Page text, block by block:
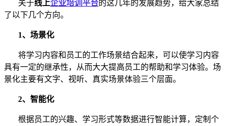
关于线上企业培训平台的这几年的发展趋势，给大家总结
了以下几个方向。
1、场景化
将学习内容和员工的工作场景结合起来，可以使学习内容
具有一定的继承性，从而大大提高员工的帮助和学习体验。场
景化主要有文字、视听、真实场景体验三个层面。
2、智能化
根据员工的兴趣、学习形式等数据进行智能计算，定制个